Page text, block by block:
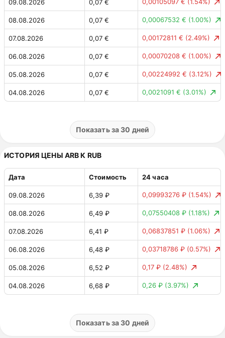
09.08.2026 0,07 €
08.08.2026 0,07 € 0,00067532 € (1.00%)
07.08.2026 0,07 € 0,00172811 € (2.49%)
06.08.2026 0,07 € 0,00070208 € (1.00%)
05.08.2026 0,07 € 0,00224992 € (3.12%)
04.08.2026 0,07 € 0,0021091 € (3.01%)
0,07 € 0,00346523 €
30.07.2026 0,00073977 €
0,07 € 0,00012906 € (0.19%)
0,07 € 0,00353869 € (4.93%)
0,07 € 0,00092495 € (1.27%)
0,07 € 0,00017572 € (0.24%)
0,07 € 0,00241909 € (3.23%)
0,07 € 0,0031699 € (4.06%)
0,08 € 0,00059772 €
Показать за 30 дней
ИСТОРИЯ ЦЕНЫ ARB К RUB
Дата Стоимость 24 часа
09.08.2026 6,39 ₽ 0,09993276 ₽ (1.54%)
08.08.2026 6,49 ₽ 0,07550408 ₽ (1.18%)
07.08.2026 6,41 ₽ 0,06837851 ₽ (1.06%)
06.08.2026 6,48 ₽ 0,03718786 ₽ (0.57%)
05.08.2026 6,52 ₽ 0,17 ₽ (2.48%)
04.08.2026 6,68 ₽ 0,26 ₽ (3.97%)
6,50 ₽ 0,32 ₽
Показать за 30 дней